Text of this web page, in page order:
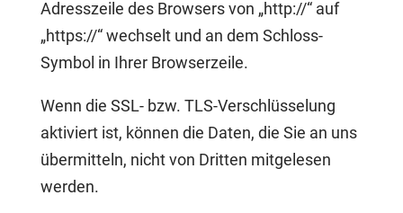
Adresszeile des Browsers von „http://“ auf
„https://“ wechselt und an dem Schloss-
Symbol in Ihrer Browserzeile.
Wenn die SSL- bzw. TLS-Verschlüsselung
aktiviert ist, können die Daten, die Sie an uns
übermitteln, nicht von Dritten mitgelesen
werden.